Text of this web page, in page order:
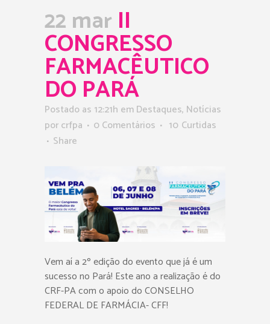
22 marII
CONGRESSO
FARMACÊUTICO
DO PARÁ
Postado as 12:21h emDestaques, Notícias
porcrfpa 0 Comentários 10 Curtidas
Share
Vem aí a 2º edição do evento que já é um
sucesso no Pará! Este ano a realização é do
CRF-PA com o apoio do CONSELHO
FEDERAL DE FARMÁCIA- CFF!